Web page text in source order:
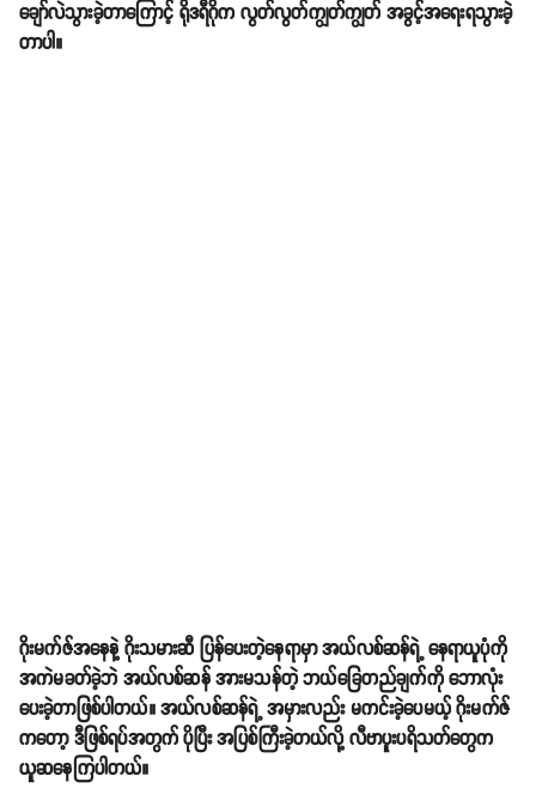
ချော်လဲသွားခဲ့တာကြောင့် ရိုဒရီဂိုက လွတ်လွတ်ကျွတ်ကျွတ် အခွင့်အရေးရသွားခဲ့
တာပါ။
ဂိုးမက်ဇ်အနေနဲ့ ဂိုးသမားဆီ ပြန်ပေးတဲ့နေရာမှာ အယ်လစ်ဆန်ရဲ့ နေရာယူပုံကို
အကဲမခတ်ခဲ့ဘဲ အယ်လစ်ဆန် အားမသန်တဲ့ ဘယ်ခြေတည်ချက်ကို ဘောလုံး
ပေးခဲ့တာဖြစ်ပါတယ်။ အယ်လစ်ဆန်ရဲ့ အမှားလည်း မကင်းခဲ့ပေမယ့် ဂိုးမက်ဇ်
ကတော့ ဒီဖြစ်ရပ်အတွက် ပိုပြီး အပြစ်ကြီးခဲ့တယ်လို့ လီဗာပူးပရိသတ်တွေက
ယူဆနေကြပါတယ်။